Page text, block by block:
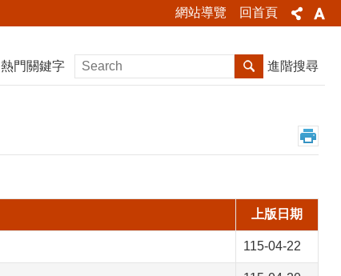
網站導覽 回首頁
熱門關鍵字 進階搜尋
上版日期
115-04-22